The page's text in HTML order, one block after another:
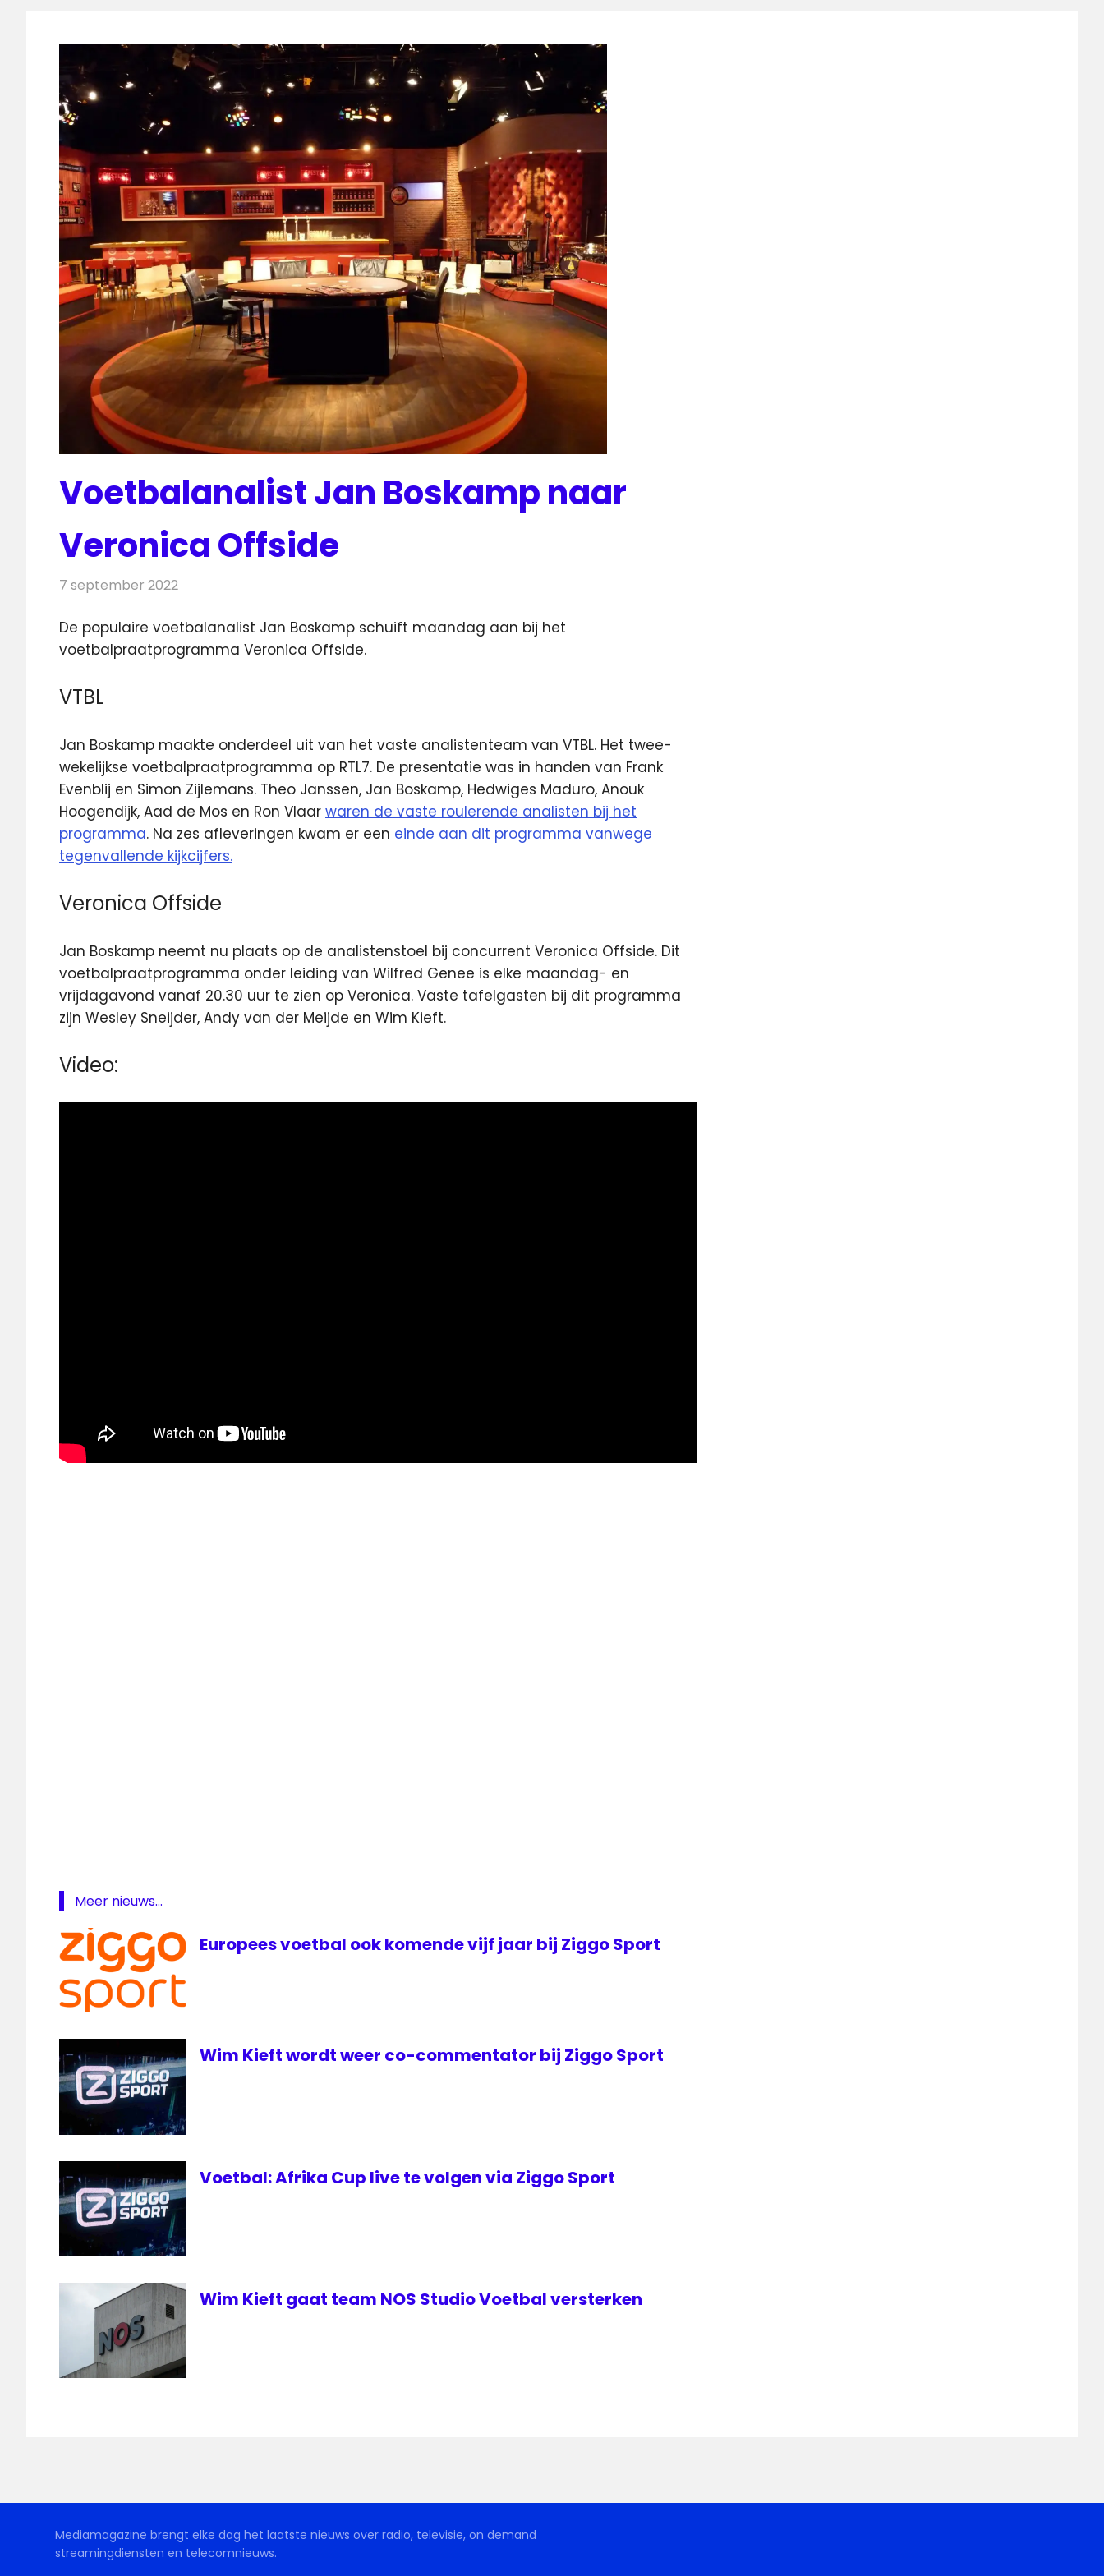
Voetbalanalist Jan Boskamp naar
Veronica Offside
7 september 2022
De populaire voetbalanalist Jan Boskamp schuift maandag aan bij het
voetbalpraatprogramma Veronica Offside.
VTBL
Jan Boskamp maakte onderdeel uit van het vaste analistenteam van VTBL. Het twee-
wekelijkse voetbalpraatprogramma op RTL7. De presentatie was in handen van Frank
Evenblij en Simon Zijlemans. Theo Janssen, Jan Boskamp, Hedwiges Maduro, Anouk
Hoogendijk, Aad de Mos en Ron Vlaar waren de vaste roulerende analisten bij het
programma. Na zes afleveringen kwam er een einde aan dit programma vanwege
tegenvallende kijkcijfers.
Veronica Offside
Jan Boskamp neemt nu plaats op de analistenstoel bij concurrent Veronica Offside. Dit
voetbalpraatprogramma onder leiding van Wilfred Genee is elke maandag- en
vrijdagavond vanaf 20.30 uur te zien op Veronica. Vaste tafelgasten bij dit programma
zijn Wesley Sneijder, Andy van der Meijde en Wim Kieft.
Video:
Meer nieuws...
Europees voetbal ook komende vijf jaar bij Ziggo Sport
Wim Kieft wordt weer co-commentator bij Ziggo Sport
Voetbal: Afrika Cup live te volgen via Ziggo Sport
Wim Kieft gaat team NOS Studio Voetbal versterken
Mediamagazine brengt elke dag het laatste nieuws over radio, televisie, on demand
streamingdiensten en telecomnieuws.